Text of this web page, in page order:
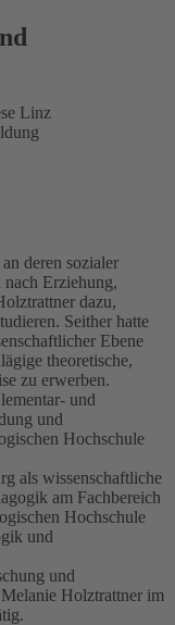
Linz
deren sozialer
nach Erziehung,
dazu,
Seither hatte
Ebene
theoretische,
zu erwerben.
und
und
Hochschule
als wissenschaftliche
am Fachbereich
Hochschule
und
und
Holztrattner im